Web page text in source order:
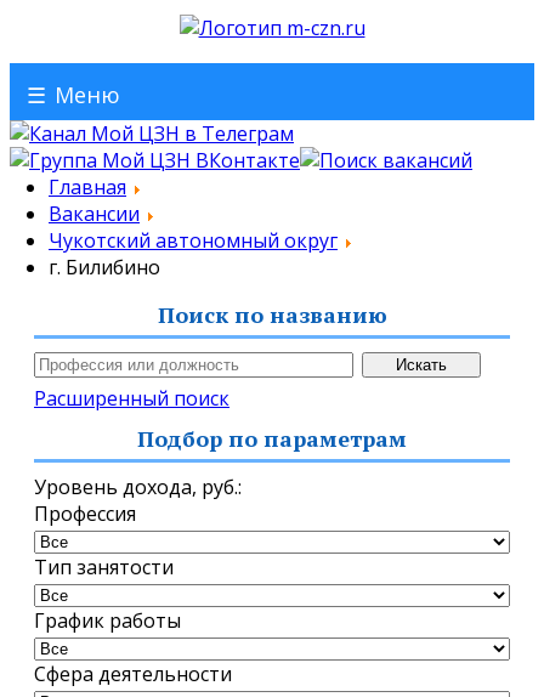
☰ Меню
Главная
Вакансии
Чукотский автономный округ
г. Билибино
Поиск по названию
Расширенный поиск
Подбор по параметрам
Уровень дохода, руб.:
Профессия
Тип занятости
График работы
Сфера деятельности